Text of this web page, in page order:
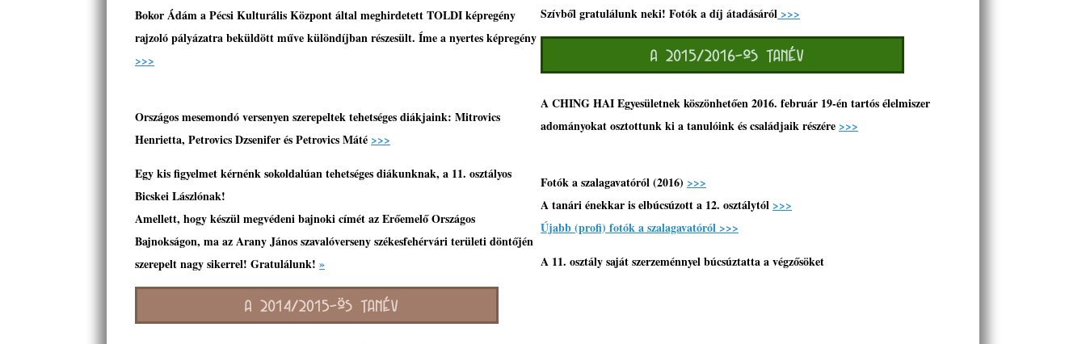
Bokor Ádám a Pécsi Kulturális Központ által meghirdetettTOLDI képregény
rajzoló pályázatrabeküldött műve különdíjban részesült. Íme a nyertes képregény
>>>
Országos mesemondó versenyenszerepeltek tehetséges diákjaink: Mitrovics
Henrietta, Petrovics Dzsenifer és Petrovics Máté >>>
Egy kis figyelmet kérnénk sokoldalúan tehetséges diákunknak, a 11. osztályos
Bicskei Lászlónak!
Amellett, hogy készül megvédeni bajnoki címét az Erőemelő Országos
Bajnokságon, ma azArany János szavalóversenyszékesfehérvári területi döntőjén
szerepelt nagy sikerrel! Gratulálunk! »
Szívből gratulálunk neki! Fotók a díj átadásáról >>>
A CHING HAI Egyesületnek köszönhetően 2016. február 19-én tartós élelmiszer
adományokat osztottunk ki a tanulóink és családjaik részére >>>
Fotók a szalagavatóról (2016) >>>
A tanári énekkar is elbúcsúzott a 12. osztálytól >>>
Újabb (profi) fotók a szalagavatóról >>>
A 11. osztály saját szerzeménnyel búcsúztatta a végzősöket